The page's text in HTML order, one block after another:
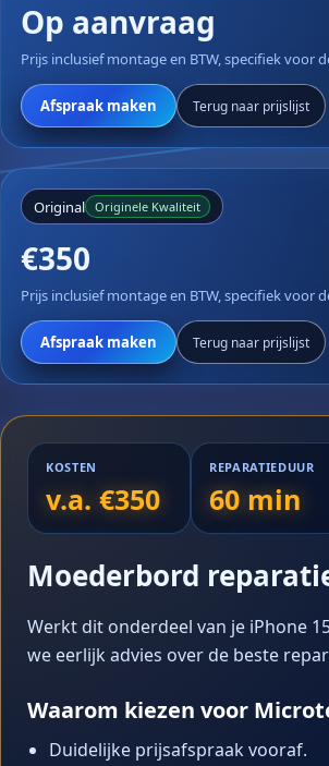
Op aanvraag
Prijs inclusief montage en BTW, specifiek voor
Afspraak maken Terug naar prijslijst
Original Originele Kwaliteit
€350
Prijs inclusief montage en BTW, specifiek voor
Afspraak maken Terug naar prijslijst
KOSTEN
v.a. €350
REPARATIEDUUR
60 min
Moederbord
Werkt dit onderdeel van je iPhone
we eerlijk advies over de beste
Waarom kiezen voor
Duidelijke prijsafspraak vooraf.